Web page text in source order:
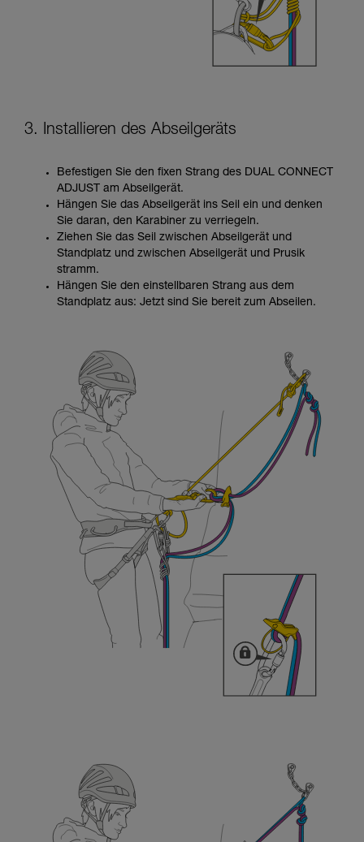
3. Installieren des Abseilgeräts
Befestigen Sie den fixen Strang des DUAL CONNECT
ADJUST am Abseilgerät.
Hängen Sie das Abseilgerät ins Seil ein und denken
Sie daran, den Karabiner zu verriegeln.
Ziehen Sie das Seil zwischen Abseilgerät und
Standplatz und zwischen Abseilgerät und Prusik
stramm.
Hängen Sie den einstellbaren Strang aus dem
Standplatz aus: Jetzt sind Sie bereit zum Abseilen.